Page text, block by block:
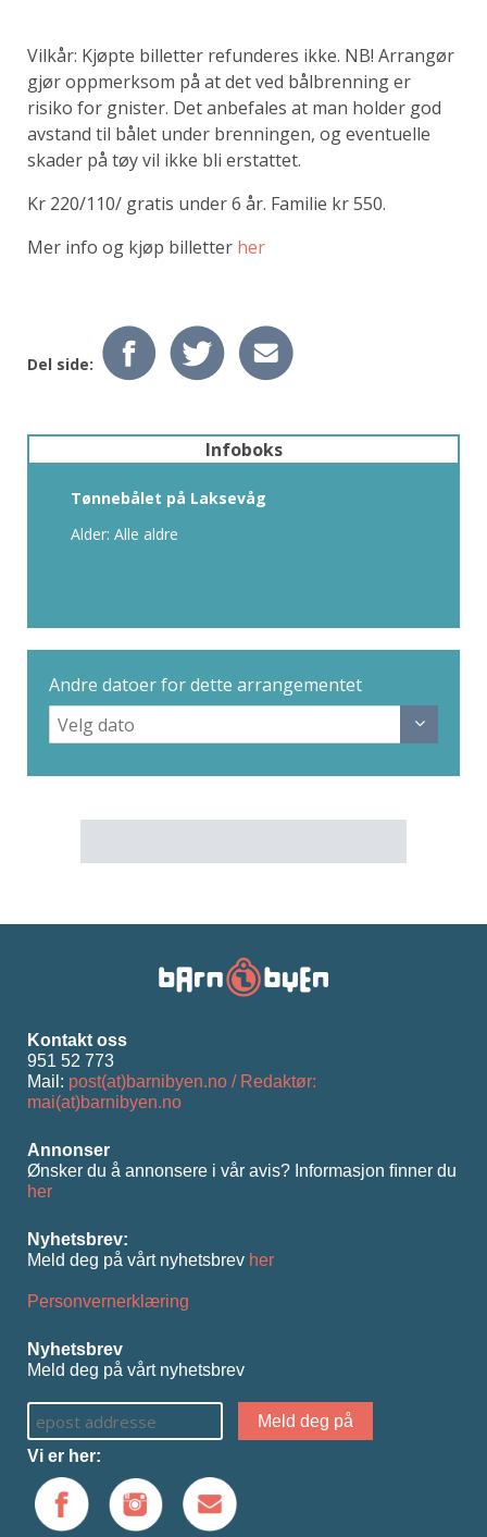
Vilkår: Kjøpte billetter refunderes ikke. NB! Arrangør
gjør oppmerksom på at det ved bålbrenning er
risiko for gnister. Det anbefales at man holder god
avstand til bålet under brenningen, og eventuelle
skader på tøy vil ikke bli erstattet.
Kr 220/110/ gratis under 6 år. Familie kr 550.
Mer info og kjøp billetter her
Del side:
Infoboks
Tønnebålet på Laksevåg
Alder: Alle aldre
Andre datoer for dette arrangementet
Kontakt oss
951 52 773
Mail: post(at)barnibyen.no / Redaktør:
mai(at)barnibyen.no
Annonser
Ønsker du å annonsere i vår avis? Informasjon ﬁnner du
her
Nyhetsbrev:
Meld deg på vårt nyhetsbrev her
Personvernerklæring
Nyhetsbrev
Meld deg på vårt nyhetsbrev
Vi er her: